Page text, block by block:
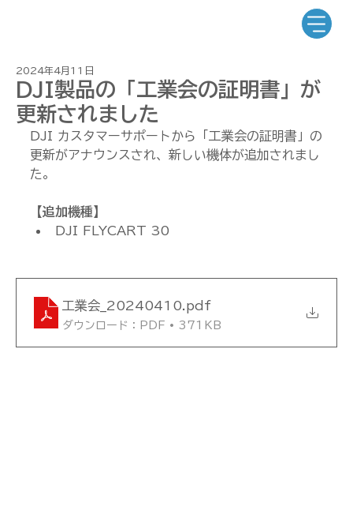
DJI製品の「工業会の証明書」が
更新されました
2024年4月11日
DJI カスタマーサポートから「工業会の証明書」の
更新がアナウンスされ、新しい機体が追加されまし
た。
【追加機種】
DJI FLYCART 30
工業会_20240410.pdf
ダウンロード：PDF • 371KB